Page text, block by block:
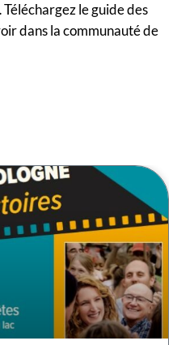
le guide des
dans la communauté de